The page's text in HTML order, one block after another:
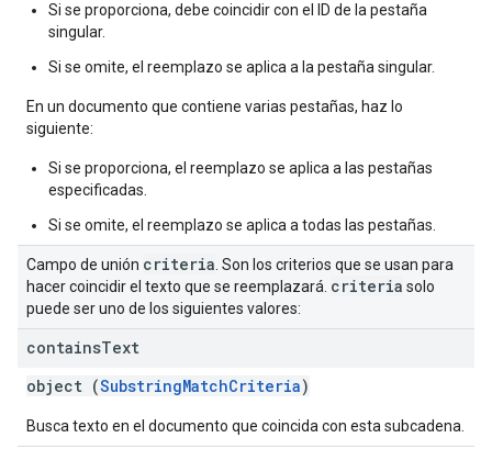
Si se proporciona, debe coincidir con el ID de la pestaña
singular.
Si se omite, el reemplazo se aplica a la pestaña singular.
En un documento que contiene varias pestañas, haz lo
siguiente:
Si se proporciona, el reemplazo se aplica a las pestañas
especificadas.
Si se omite, el reemplazo se aplica a todas las pestañas.
Campo de unión criteria . Son los criterios que se usan para
hacer coincidir el texto que se reemplazará. criteria solo
puede ser uno de los siguientes valores:
containsText
object (SubstringMatchCriteria)
Busca texto en el documento que coincida con esta subcadena.